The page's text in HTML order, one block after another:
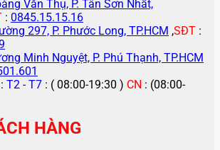
Văn Thụ, P. Tân Sơn Nhất,
: 0845.15.15.16
297, P. Phước Long, TP.HCM ,SĐT :
Minh Nguyệt, P. Phú Thạnh, TP.HCM
: T2 - T7 : ( 08:00-19:30 ) CN : (08:00-
HÀNG